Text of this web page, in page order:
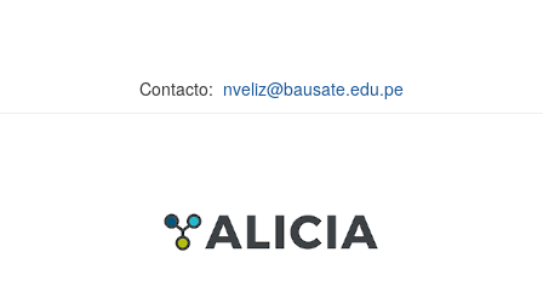
Contacto: nveliz@bausate.edu.pe